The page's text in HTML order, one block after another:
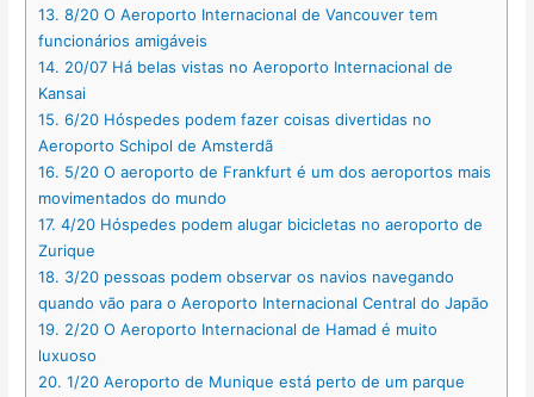
13. 8/20 O Aeroporto Internacional de Vancouver tem
funcionários amigáveis
14. 20/07 Há belas vistas no Aeroporto Internacional de
Kansai
15. 6/20 Hóspedes podem fazer coisas divertidas no
Aeroporto Schipol de Amsterdã
16. 5/20 O aeroporto de Frankfurt é um dos aeroportos mais
movimentados do mundo
17. 4/20 Hóspedes podem alugar bicicletas no aeroporto de
Zurique
18. 3/20 pessoas podem observar os navios navegando
quando vão para o Aeroporto Internacional Central do Japão
19. 2/20 O Aeroporto Internacional de Hamad é muito
luxuoso
20. 1/20 Aeroporto de Munique está perto de um parque